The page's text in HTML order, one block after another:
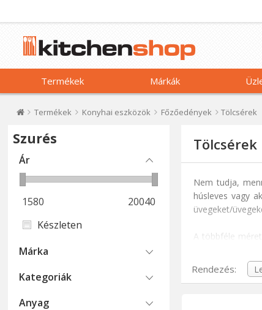
Termékek Márkák
Termékek Konyhai eszközök Főzőedények Tölcsérek
Szurés
Ár
1580
20040
Készleten
Márka
Kategoriák
Anyag
Tölcsérek
Nem tudja,
húsleves vagy
üvegeket/
A többféle
tölcsért választ,
A mellékelt
Rendezés: